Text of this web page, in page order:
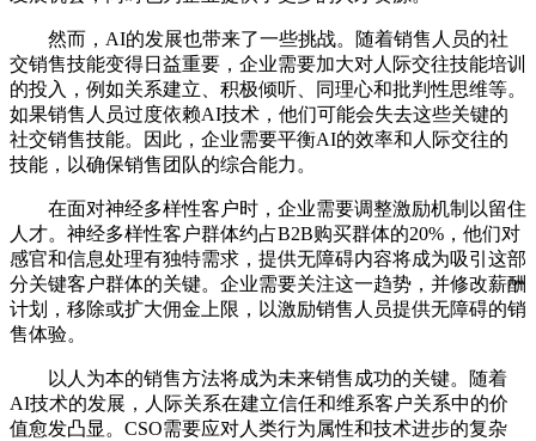
然而，AI的发展也带来了一些挑战。随着销售人员的社
交销售技能变得日益重要，企业需要加大对人际交往技能培训
的投入，例如关系建立、积极倾听、同理心和批判性思维等。
如果销售人员过度依赖AI技术，他们可能会失去这些关键的
社交销售技能。因此，企业需要平衡AI的效率和人际交往的
技能，以确保销售团队的综合能力。
在面对神经多样性客户时，企业需要调整激励机制以留住
人才。神经多样性客户群体约占B2B购买群体的20%，他们对
感官和信息处理有独特需求，提供无障碍内容将成为吸引这部
分关键客户群体的关键。企业需要关注这一趋势，并修改薪酬
计划，移除或扩大佣金上限，以激励销售人员提供无障碍的销
售体验。
以人为本的销售方法将成为未来销售成功的关键。随着
AI技术的发展，人际关系在建立信任和维系客户关系中的价
值愈发凸显。CSO需要应对人类行为属性和技术进步的复杂